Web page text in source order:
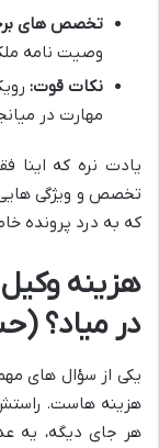
تخصص های
وصیت نامه
نکات قوت:
مهارت در
یادت نره که اینا
تخصص و ویژگی هایی
که به درد پرونده
هزینه
در میاد؟
یکی از سؤال های
هزینه هاست. راستش
هر جای دیگه، یه